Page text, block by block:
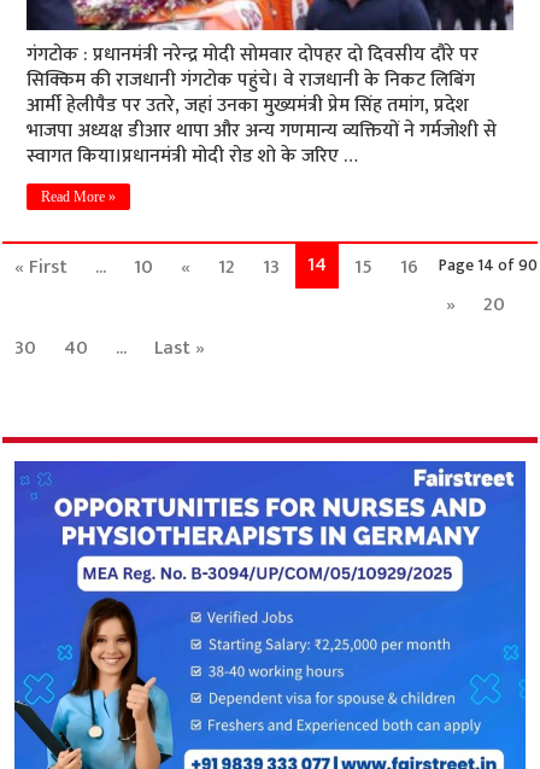
गंगटोक : प्रधानमंत्री नरेन्द्र मोदी साेमवार दोपहर दो दिवसीय दौरे पर
सिक्किम की राजधानी गंगटोक पहुंचे। वे राजधानी के निकट लिबिंग
आर्मी हेलीपैड पर उतरे, जहां उनका मुख्यमंत्री प्रेम सिंह तमांग, प्रदेश
भाजपा अध्यक्ष डीआर थापा और अन्य गणमान्य व्यक्तियों ने गर्मजोशी से
स्वागत किया।प्रधानमंत्री मोदी रोड शो के जरिए …
Read More »
Page 14 of 90
« First ... 10 « 12 13 14 15
16
»
20
30
40 ... Last »